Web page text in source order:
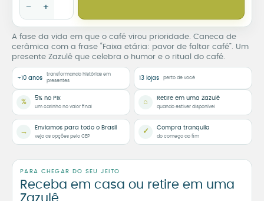
A fase da vida em que o café virou prioridade. Caneca de
cerâmica com a frase “Faixa etária: pavor de faltar café”. Um
presente Zazulê que celebra o humor e o ritual do café.
− +
+10 anos
transformando histórias em
presentes
13 lojas perto de você
% 5% no Pix
um carinho no valor final
⌂ Retire em uma Zazulê
quando estiver disponível
→ Enviamos para todo o Brasil
veja as opções pelo CEP
✓ Compra tranquila
do começo ao fim
PARA CHEGAR DO SEU JEITO
Receba em casa ou retire em uma